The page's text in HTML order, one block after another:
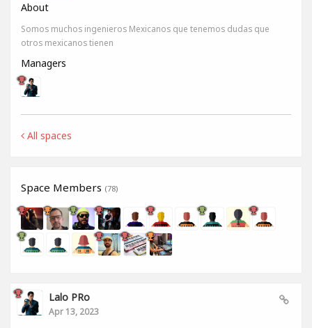
About
Somos muchos ingenieros Mexicanos que tenemos dudas que
otros mexicanos tienen
Managers
All spaces
Space Members (78)
Lalo PRo
Apr 13, 2023